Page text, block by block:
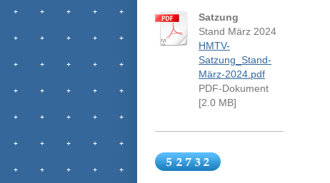
Satzung
Stand März 2024
HMTV-
Satzung_Stand-
März-2024.pdf
PDF-Dokument
[2.0 MB]